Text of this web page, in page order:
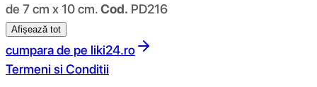
de 7 cm x 10 cm.Cod. PD216
Afișează tot
cumpara de pe liki24.ro
Termeni si Conditii